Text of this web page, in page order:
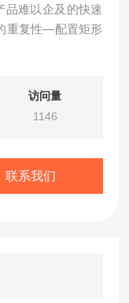
品难以企及的快速
重复性—配置矩形
访问量
1146
联系我们